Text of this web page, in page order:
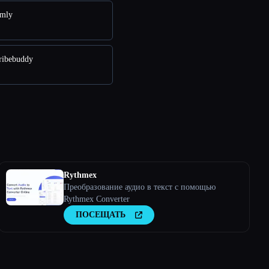
Rythmex
Преобразование аудио в текст с помощью
Rythmex Converter
ПОСЕЩАТЬ